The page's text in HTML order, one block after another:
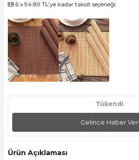
6 x 94.89 TL’ye kadar taksit seçeneği
Tükendi
Gelince Haber Ver
Ürün Açıklaması